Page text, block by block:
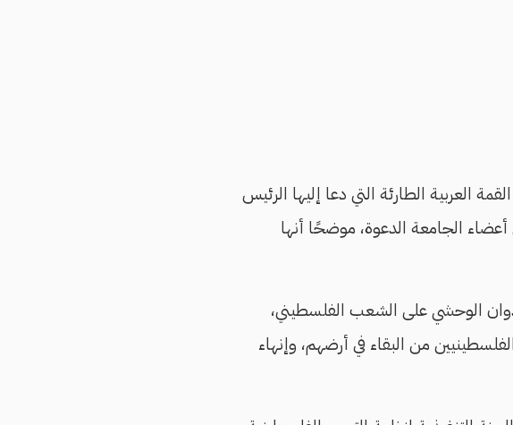
العربية الطارئة التي دعا إليها الرئيس
الجامعة الدعوة، موضحًا أنها
الوحشي على الشعب الفلسطيني،
من البقاء في أرضهم، وإنهاء